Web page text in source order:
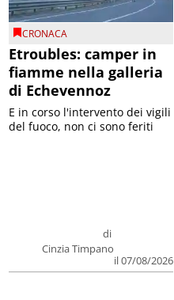
CRONACA
Etroubles: camper in
fiamme nella galleria
di Echevennoz
di
Cinzia Timpano
il 07/08/2026
E in corso l'intervento dei vigili
del fuoco, non ci sono feriti